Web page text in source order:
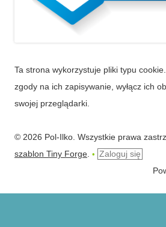
Ta strona wykorzystuje pliki typu
zgody na ich zapisywanie, wyłącz ich
swojej przeglądarki.
© 2026 Pol-Ilko. Wszystkie prawa
szablon Tiny Forge • Zaloguj się